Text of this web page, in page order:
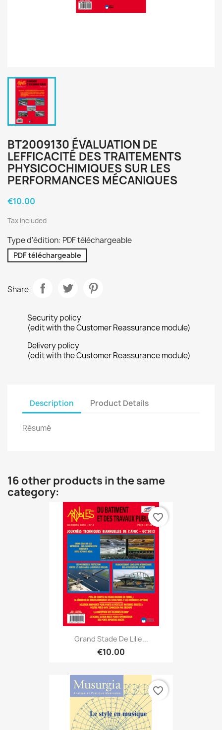
BT2009130 ÉVALUATION DE
LEFFICACITÉ DES TRAITEMENTS
PHYSICOCHIMIQUES SUR LES
PERFORMANCES MÉCANIQUES
€10.00
Tax included
Type d'édition: PDF téléchargeable
PDF téléchargeable
Share
Security policy
(edit with the Customer Reassurance module)
Delivery policy
(edit with the Customer Reassurance module)
Description Product Details
Résumé
16 other products in the same
category:
Grand Stade De Lille...
€10.00
favorite_border
favorite_border